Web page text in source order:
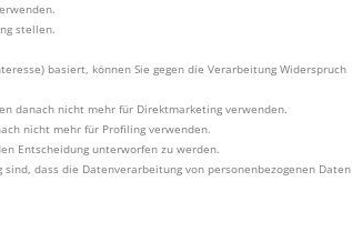
stellen.
basiert, können Sie gegen die Verarbeitung Widerspruch
danach nicht mehr für Direktmarketing verwenden.
nicht mehr für Profiling verwenden.
Entscheidung unterworfen zu werden.
dass die Datenverarbeitung von personenbezogenen Daten